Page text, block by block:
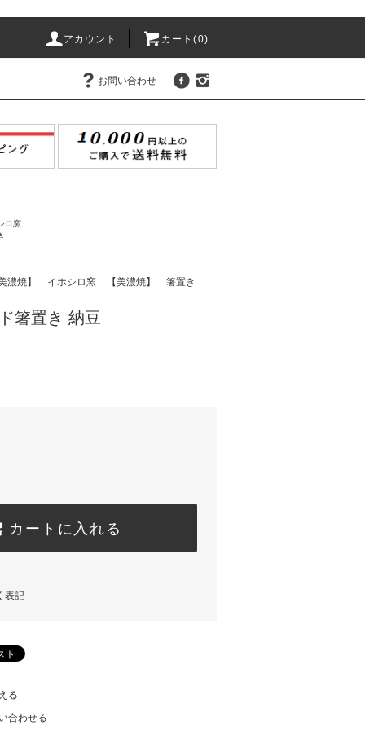
アカウント カート(0)
お問い合わせ
ロ窯
濃焼】 イホシロ窯 【美濃焼】 箸置き
箸置き 納豆
カートに入れる
表記
る
合わせる